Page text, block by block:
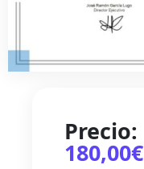
Precio:
180,00€